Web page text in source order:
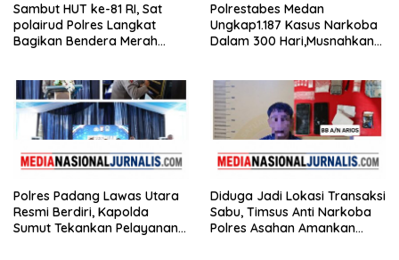
Sambut HUT ke-81 RI, Sat
polairud Polres Langkat
Bagikan Bendera Merah
Polrestabes Medan
Ungkap1.187 Kasus Narkoba
Dalam 300 Hari,Musnahkan
Polres Padang Lawas Utara
Resmi Berdiri, Kapolda
Sumut Tekankan Pelayanan
Diduga Jadi Lokasi Transaksi
Sabu, Timsus Anti Narkoba
Polres Asahan Amankan